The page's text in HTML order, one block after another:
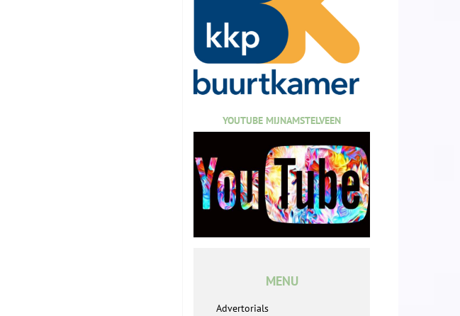
YOUTUBE MIJNAMSTELVEEN
MENU
Advertorials